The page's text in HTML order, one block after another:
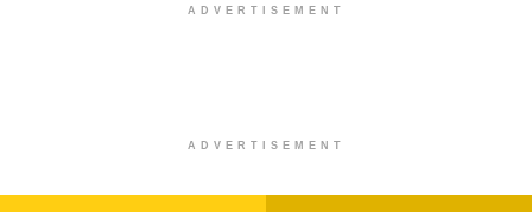
ADVERTISEMENT
ADVERTISEMENT